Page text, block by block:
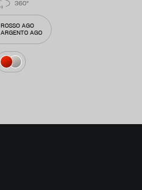
ROSSO AGO
ARGENTO AGO